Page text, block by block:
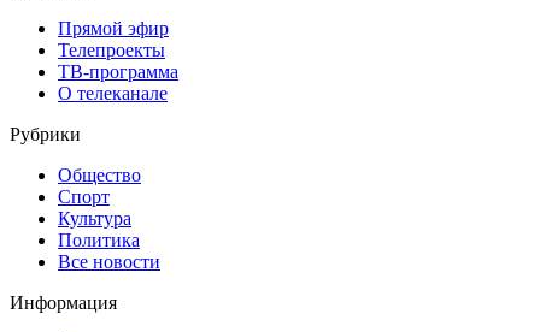
Прямой эфир
Телепроекты
ТВ-программа
О телеканале
Рубрики
Общество
Спорт
Культура
Политика
Все новости
Информация